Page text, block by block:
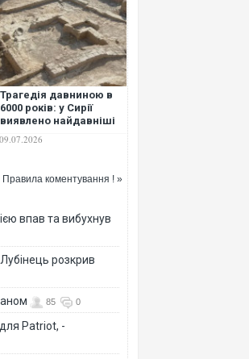
Трагедія давниною в
6000 років: у Сирії
виявлено найдавніші
дитиною
09.07.2026
Правила коментування ! »
впав та вибухнув
розкрив
85 0
Patriot, -